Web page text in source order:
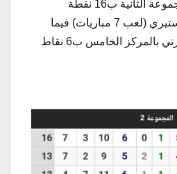
الانتصار الى صدارة المجموعة الثانية ب16 نقطة
مناصفة مع الاتحاد المنستيري (لعب 7 مباريات) فيما
تجمد رصيد النادي البنزرتي بالمركز الخامس ب6 نقاط